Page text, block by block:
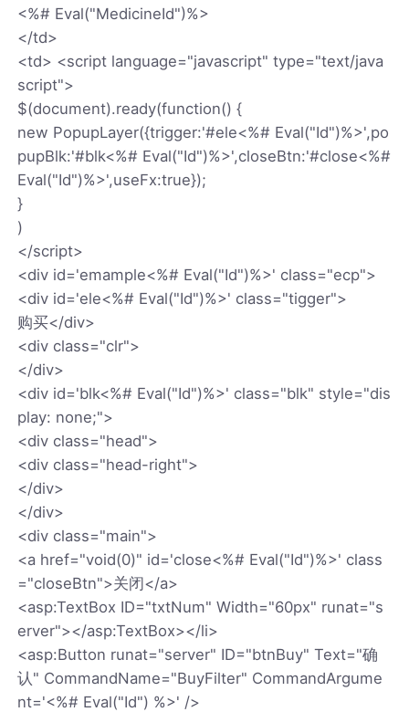
<%# Eval("MedicineId")%>
</td>
<td> <script language="javascript" type="text/java
script">
$(document).ready(function() {
new PopupLayer({trigger:'#ele<%# Eval("Id")%>',po
pupBlk:'#blk<%# Eval("Id")%>',closeBtn:'#close<%#
Eval("Id")%>',useFx:true});
}
)
</script>
<div id='emample<%# Eval("Id")%>' class="ecp">
<div id='ele<%# Eval("Id")%>' class="tigger">
购买</div>
<div class="clr">
</div>
<div id='blk<%# Eval("Id")%>' class="blk" style="dis
play: none;">
<div class="head">
<div class="head-right">
</div>
</div>
<div class="main">
<a href="void(0)" id='close<%# Eval("Id")%>' class
="closeBtn">关闭</a>
<asp:TextBox ID="txtNum" Width="60px" runat="s
erver"></asp:TextBox></li>
<asp:Button runat="server" ID="btnBuy" Text="确
认" CommandName="BuyFilter" CommandArgume
nt='<%# Eval("Id") %>' />